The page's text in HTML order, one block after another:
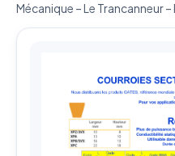
Mécanique – Le Trancanneur